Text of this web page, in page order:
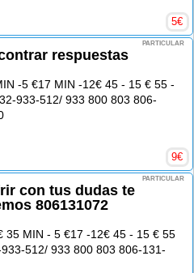
5€
PARTICULAR
respuestas
-5 €17 MIN -12€ 45 - 15 € 55 -
933-512/ 933 800 803 806-
9€
PARTICULAR
con tus dudas te
806131072
35 MIN - 5 €17 -12€ 45 - 15 € 55
512/ 933 800 803 806-131-